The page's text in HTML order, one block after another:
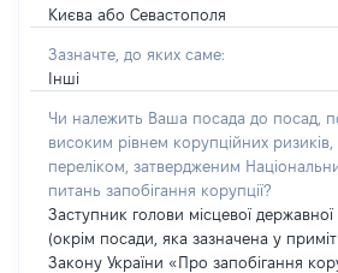
Києва або Севастополя
Зазначте, до яких саме:
Інші
Чи належить Ваша посада до посад,
високим рівнем корупційних ризиків,
переліком, затвердженим
питань запобігання корупції?
Заступник голови місцевої державної
(окрім посади, яка зазначена у
Закону України «Про запобігання